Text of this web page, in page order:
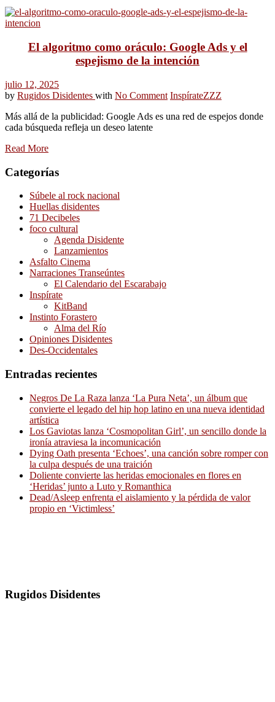
El algoritmo como oráculo: Google Ads y el
espejismo de la intención
julio 12, 2025
by Rugidos Disidentes with No Comment InspírateZZZ
Más allá de la publicidad: Google Ads es una red de espejos donde
cada búsqueda refleja un deseo latente
Read More
Categorías
Súbele al rock nacional
Huellas disidentes
71 Decibeles
foco cultural
Agenda Disidente
Lanzamientos
Asfalto Cinema
Narraciones Transeúntes
El Calendario del Escarabajo
Inspírate
KitBand
Instinto Forastero
Alma del Río
Opiniones Disidentes
Des-Occidentales
Entradas recientes
Negros De La Raza lanza ‘La Pura Neta’, un álbum que
convierte el legado del hip hop latino en una nueva identidad
artística
Los Gaviotas lanza ‘Cosmopolitan Girl’, un sencillo donde la
ironía atraviesa la incomunicación
Dying Oath presenta ‘Echoes’, una canción sobre romper con
la culpa después de una traición
Doliente convierte las heridas emocionales en flores en
‘Heridas’ junto a Luto y Romanthica
Dead/Asleep enfrenta el aislamiento y la pérdida de valor
propio en ‘Victimless’
Rugidos Disidentes